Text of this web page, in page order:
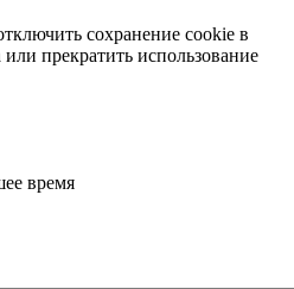
сохранение cookie в
прекратить использование
время